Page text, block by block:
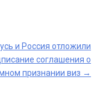
и Россия отложили
соглашения о
признании виз →